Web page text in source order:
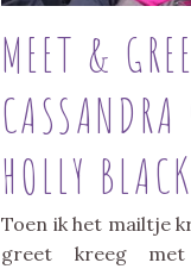
MEET &
HOLLY BLACK
Toen ik het mailtje
greet kreeg